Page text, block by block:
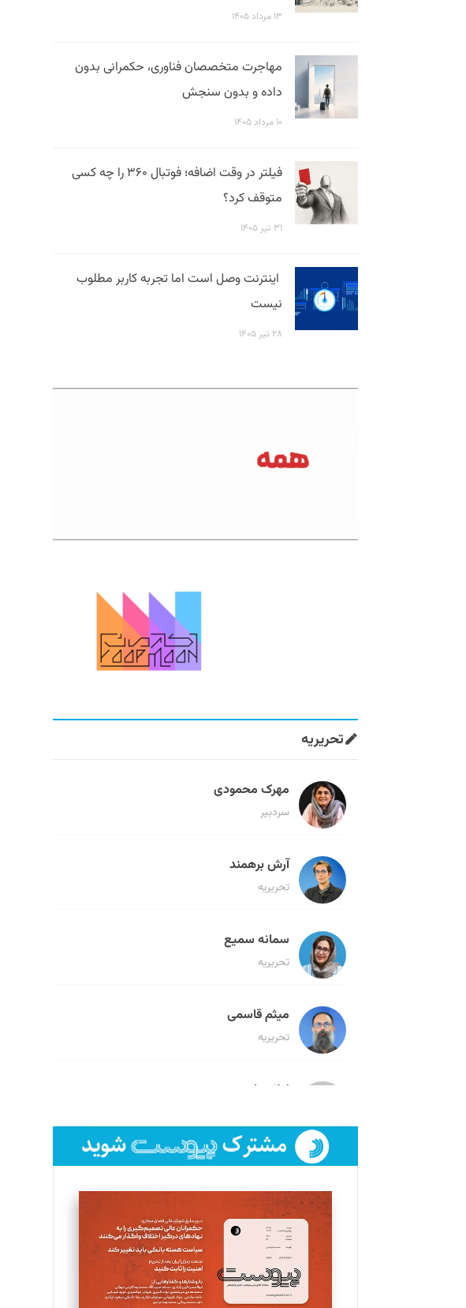
۱۳ مرداد ۱۴۰۵
مهاجرت متخصصان فناوری، حکمرانی بدون
داده و بدون سنجش
۱۰ مرداد ۱۴۰۵
فیلتر در وقت اضافه؛ فوتبال ۳۶۰ را چه کسی
متوقف کرد؟
۳۱ تیر ۱۴۰۵
اینترنت وصل است اما تجربه کاربر مطلوب
نیست
۲۸ تیر ۱۴۰۵
تحریریه
مهرک محمودی
سردبیر
آرش برهمند
تحریریه
سمانه سمیع
تحریریه
میثم قاسمی
تحریریه
لیلا حنارود
فائزه فتحی رستمی
تحریریه
سروش کرمیان
تحریریه